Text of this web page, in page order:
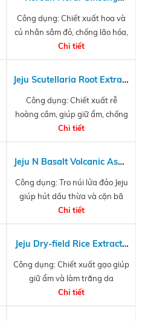
Extract
Công dụng: Chiết xuất hoa và
củ nhân sâm đỏ, chống lão hóa,
giảm stress cho da
Chi tiết
Jeju Scutellaria Root Extract
- Chiết xuất rễ hoàng cầm
Công dụng: Chiết xuất rễ
hoàng cầm, giúp giữ ẩm, chống
nắng tự nhiên, chống ánh sáng
Chi tiết
Jeju N Basalt Volcanic Ash -
tro núi lửa đảo Jeju
Công dụng: Tro núi lửa đảo Jeju
giúp hút dầu thừa và cặn bã
trên da, thanh lọc và làm mịn
Chi tiết
Jeju Dry-field Rice Extract -
Chiết xuất gạo Jeju
Công dụng: Chiết xuất gạo giúp
giữ ẩm và làm trắng da
Chi tiết